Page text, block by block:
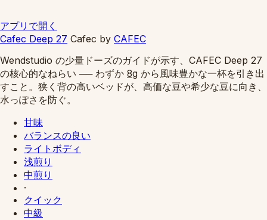
アプリで開く
Cafec Deep 27 Cafec by CAFEC
Wendstudio の少量ドーズのガイドが示す、CAFEC Deep 27
の核心的なねらい ── わずか 8g から風味豊かな一杯を引き出
すこと。狭く背の高いベッドが、高価な豆や希少な豆に向き、
水っぽさを防ぐ。
甘味
バランスの良い
ライトボディ
浅煎り
中煎り
·
クイック
中級